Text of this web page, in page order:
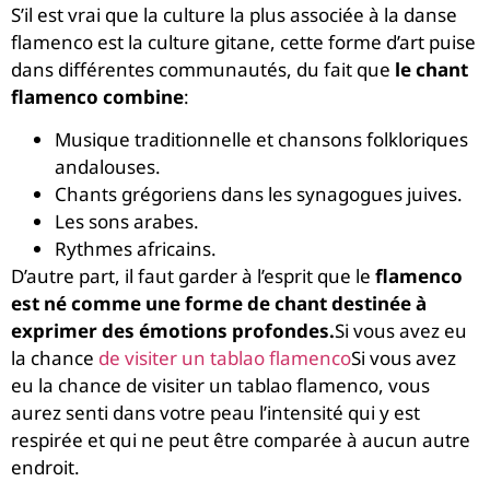
S’il est vrai que la culture la plus associée à la danse
flamenco est la culture gitane, cette forme d’art puise
dans différentes communautés, du fait que le chant
flamenco combine:
Musique traditionnelle et chansons folkloriques
andalouses.
Chants grégoriens dans les synagogues juives.
Les sons arabes.
Rythmes africains.
D’autre part, il faut garder à l’esprit que le flamenco
est né comme une forme de chant destinée à
exprimer des émotions profondes.Si vous avez eu
la chance de visiter un tablao flamencoSi vous avez
eu la chance de visiter un tablao flamenco, vous
aurez senti dans votre peau l’intensité qui y est
respirée et qui ne peut être comparée à aucun autre
endroit.